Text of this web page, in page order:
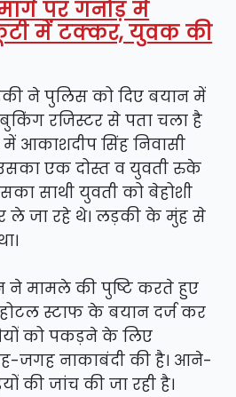
पर गनोड़ में
में टक्कर, युवक की
ने पुलिस को दिए बयान में
रजिस्टर से पता चला है
आकाशदीप सिंह निवासी
उसका एक दोस्त व युवती रुके
साथी युवती को बेहोशी
ले जा रहे थे। लड़की के मुंह से
ने मामले की पुष्टि करते हुए
स्टाफ के बयान दर्ज कर
को पकड़ने के लिए
जगह नाकाबंदी की है। आने-
की जांच की जा रही है।